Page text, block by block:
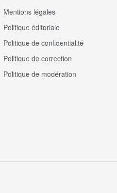
Mentions légales
Politique éditoriale
Politique de confidentialité
Politique de correction
Politique de modération